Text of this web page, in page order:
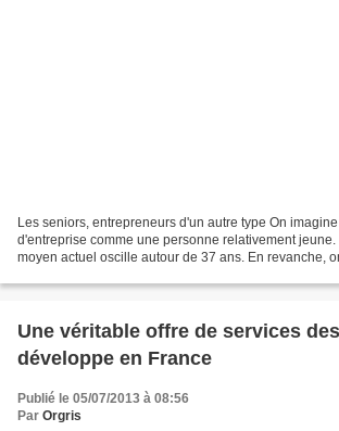
Les seniors, entrepreneurs d'un autre type On
d'entreprise comme une personne relativement jeune.
moyen actuel oscille autour de 37 ans. En revanche,
Une véritable offre de services
développe en France
Publié le 05/07/2013 à 08:56
Par Orgris